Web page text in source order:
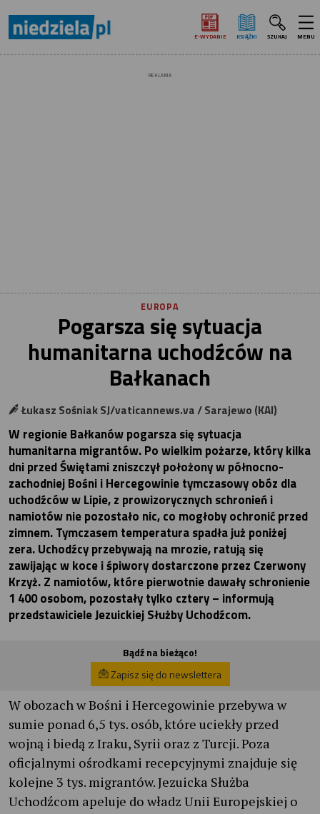
E‑WYDANIE KSIĄŻKI SZUKAJ MENU
REKLAMA
EUROPA
Pogarsza się sytuacja
humanitarna uchodźców na
Bałkanach
Łukasz Sośniak SJ/vaticannews.va / Sarajewo (KAI)
W regionie Bałkanów pogarsza się sytuacja
humanitarna migrantów. Po wielkim pożarze, który kilka
dni przed Świętami zniszczył położony w północno-
zachodniej Bośni i Hercegowinie tymczasowy obóz dla
uchodźców w Lipie, z prowizorycznych schronień i
namiotów nie pozostało nic, co mogłoby ochronić przed
zimnem. Tymczasem temperatura spadła już poniżej
zera. Uchodźcy przebywają na mrozie, ratują się
zawijając w koce i śpiwory dostarczone przez Czerwony
Krzyż. Z namiotów, które pierwotnie dawały schronienie
1 400 osobom, pozostały tylko cztery – informują
przedstawiciele Jezuickiej Służby Uchodźcom.
Bądź na bieżąco!
Zapisz się do newslettera
W obozach w Bośni i Hercegowinie przebywa w
sumie ponad 6,5 tys. osób, które uciekły przed
wojną i biedą z Iraku, Syrii oraz z Turcji. Poza
oficjalnymi ośrodkami recepcyjnymi znajduje się
kolejne 3 tys. migrantów. Jezuicka Służba
Uchodźcom apeluje do władz Unii Europejskiej o